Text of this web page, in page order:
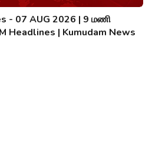
- 07 AUG 2026 | 9 மணி
Headlines | Kumudam News